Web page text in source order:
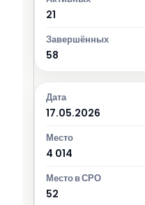
21
58
17.05.2026
4 014
52